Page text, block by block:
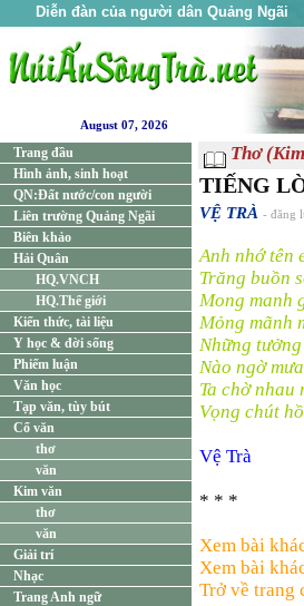
Diễn đàn của người dân Quảng Ngãi
August 07, 2026
Trang đầu
Hình ảnh, sinh hoạt
QN:Đất nước/con người
Liên trường Quảng Ngãi
Biên khảo
Hải Quân
HQ.VNCH
HQ.Thế giới
Kiến thức, tài liệu
Y học & đời sống
Phiếm luận
Văn học
Tạp văn, tùy bút
Cổ văn
thơ
văn
Kim văn
thơ
văn
Giải trí
Nhạc
Trang Anh ngữ
Thơ
TIẾNG
VỆ TRÀ - đăng
Anh nhớ tên
Trăng buồn
Mong manh
Mỏng mãnh
Những
Nào ngờ
Ta chờ nhau
Vọng chút
Vệ Trà
* * *
Xem bài
Xem bài
Trở về trang